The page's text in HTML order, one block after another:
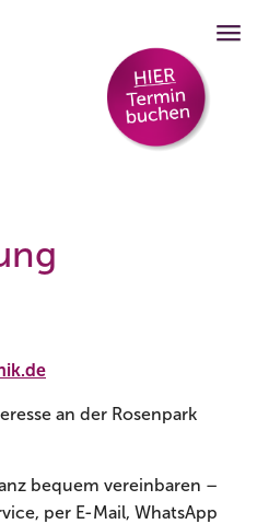
an der Rosenpark
bequem vereinbaren –
per E-Mail, WhatsApp